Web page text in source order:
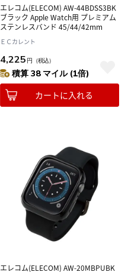
エレコム(ELECOM) AW-44BDSS3BK
ブラック Apple Watch用 プレミアム
ステンレスバンド 45/44/42mm
ＥＣカレント
4,225 円 （税込）
積算 38 マイル (1倍)
カートに入れる
エレコム(ELECOM) AW-20MBPUBK